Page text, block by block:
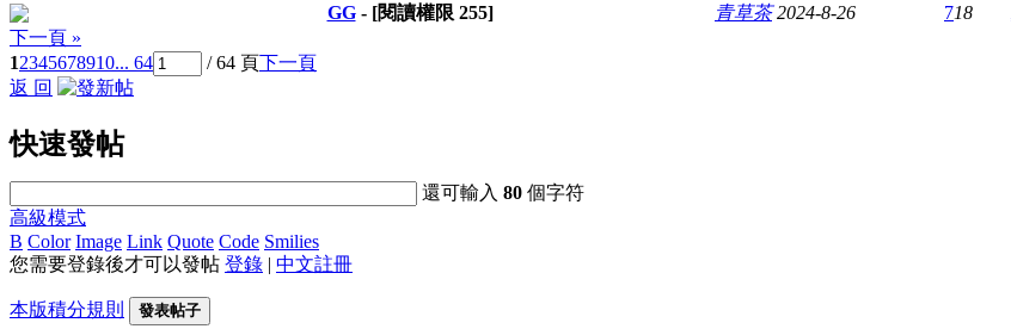
GG- [閱讀權限 255] 青草茶 2024-8-26 718
下一頁 »
12345678910... 64 / 64 頁下一頁
返 回
快速發帖
還可輸入80 個字符
高級模式
B Color Image Link Quote Code Smilies
您需要登錄後才可以發帖 登錄 | 中文註冊
本版積分規則 發表帖子